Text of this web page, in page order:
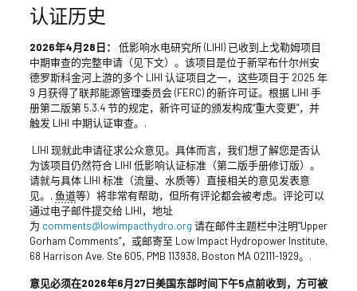
认证历史
2026年4月28日： 低影响水电研究所 (LIHI) 已收到上戈勒姆项目
中期审查的完整申请（见下文）。该项目是位于新罕布什尔州安
德罗斯科金河上游的多个 LIHI 认证项目之一，这些项目于 2025 年
9 月获得了联邦能源管理委员会 (FERC) 的新许可证。根据 LIHI 手
册第二版第 5.3.4 节的规定，新许可证的颁发构成“重大变更”，并
触发 LIHI 中期认证审查。.
LIHI 现就此申请征求公众意见。具体而言，我们想了解您是否认
为该项目仍然符合 LIHI 低影响认证标准（第二版手册修订版）。
请就与具体 LIHI 标准（流量、水质等）直接相关的意见发表意
见。,鱼道等）将非常有帮助，但所有评论都会被考虑。评论可以
通过电子邮件提交给 LIHI，地址
为 comments@lowimpacthydro.org 请在邮件主题栏中注明“Upper
Gorham Comments”，或邮寄至 Low Impact Hydropower Institute,
68 Harrison Ave. Ste 605, PMB 113938, Boston MA 02111-1929。.
意见必须在2026年6月27日美国东部时间下午5点前收到，方可被